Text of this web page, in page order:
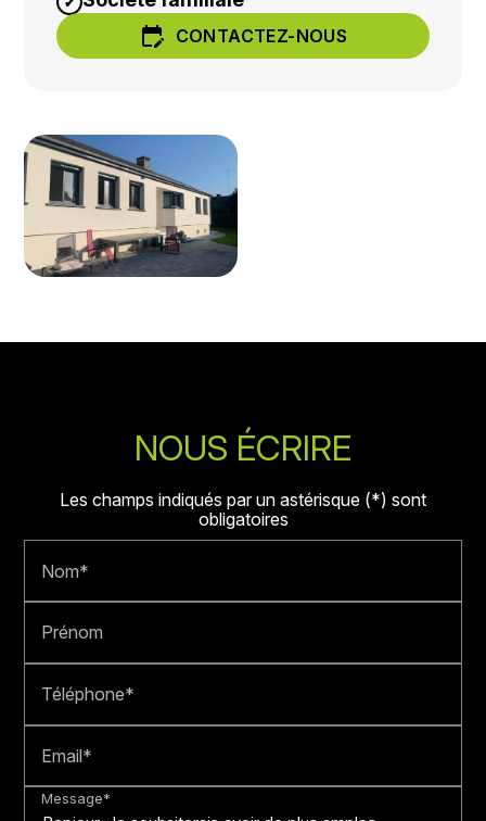
edit_calendar CONTACTEZ-NOUS
NOUS ÉCRIRE
Les champs indiqués par un astérisque (*) sont
obligatoires
Nom*
Prénom
Téléphone*
Email*
Message*